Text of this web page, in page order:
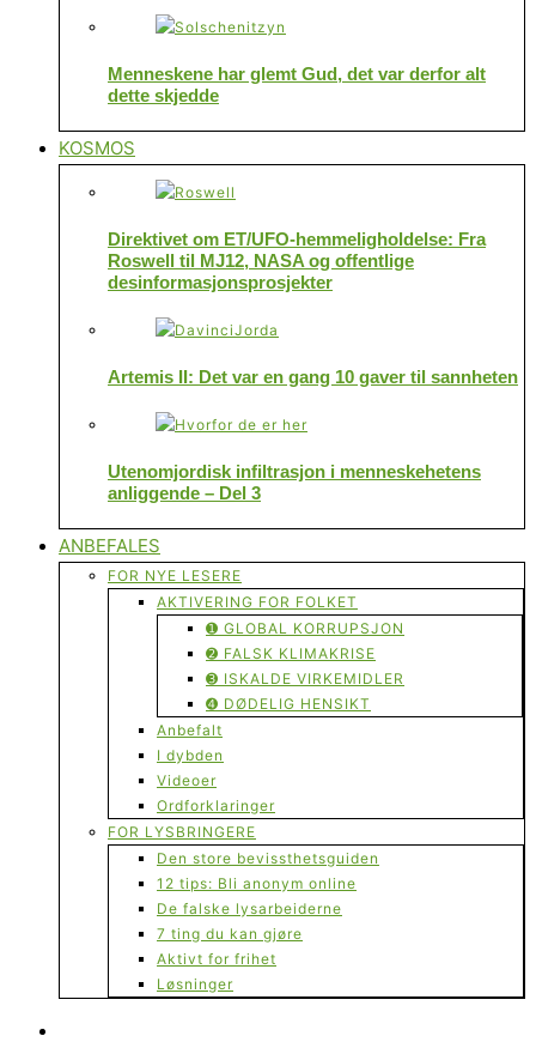
Menneskene har glemt Gud, det var derfor alt
dette skjedde
KOSMOS
Direktivet om ET/UFO-hemmeligholdelse: Fra
Roswell til MJ12, NASA og offentlige
desinformasjonsprosjekter
Artemis II: Det var en gang 10 gaver til sannheten
Utenomjordisk infiltrasjon i menneskehetens
anliggende – Del 3
ANBEFALES
FOR NYE LESERE
AKTIVERING FOR FOLKET
➊ GLOBAL KORRUPSJON
➋ FALSK KLIMAKRISE
➌ ISKALDE VIRKEMIDLER
➍ DØDELIG HENSIKT
Anbefalt
I dybden
Videoer
Ordforklaringer
FOR LYSBRINGERE
Den store bevissthetsguiden
12 tips: Bli anonym online
De falske lysarbeiderne
7 ting du kan gjøre
Aktivt for frihet
Løsninger